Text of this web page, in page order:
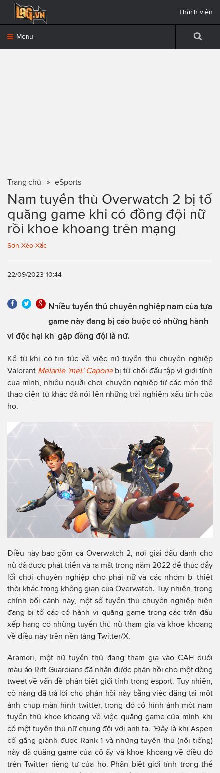
Menu
Thành viên
Trang chủ eSports
Nam tuyển thủ Overwatch 2 bị tố
quăng game khi có đồng đội nữ
rồi khoe khoang trên mạng
Sơn Xéo Xắc
22/09/2023 10:44
Nhiều tuyển thủ chuyên nghiệp nam của tựa
game này đang bị cáo buộc có những hành
vi độc hại khi gặp đồng đội là nữ.
Kể từ khi có tin tức về việc nữ tuyển thủ chuyên nghiệp
Valorant Melanie 'meL' Caponebị từ chối đấu tập vì giới tính
của mình, nhiều người chơi chuyên nghiệp từ các môn thể
thao điện tử khác đã nói lên những trải nghiệm xấu tính của
họ.
Điều này bao gồm cả Overwatch 2, nơi giải đấu dành cho
nữ đã được phát triển và ra mắt trong năm 2022 để thúc đẩy
lối chơi chuyên nghiệp cho phái nữ và các nhóm bị thiệt
thòi khác trong không gian của Overwatch. Tuy nhiên, trong
chính bối cảnh này, một số tuyển thủ chuyên nghiệp hiện
đang bị tố cáo có hành vi quăng game trong các trận đấu
xếp hạng có những tuyển thủ nữ tham gia và khoe khoang
về điều này trên nền tảng Twitter/X.
Aramori, một nữ tuyển thủ đang tham gia vào CAH dưới
màu áo Rift Guardians đã nhận được phản hồi cho một dòng
tweet về vấn đề phân biệt giới tính trong esport. Tuy nhiên,
cô nàng đã trả lời cho phản hồi này bằng việc đăng tải một
ảnh chụp màn hình twitter, trong đó có hình ảnh một nam
tuyển thủ khoe khoang về việc quăng game của mình khi
có một tuyển thủ nữ chung đội với anh ta. "Đây là khi Aspen
cố gắng giành được Rank 1 và những tuyển thủ (nổi tiếng)
này đã quăng game của cô ấy và khoe khoang về điều đó
trên Twitter riêng tư của họ. Phân biệt giới tính trong thể